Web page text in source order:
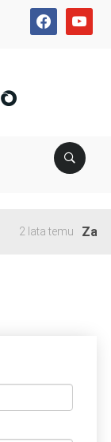
facebookyoutube
2 lata temu